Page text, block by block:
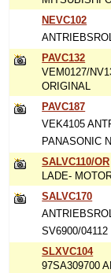
NEVC102
PAVC132
VEM0127/
ORIGINAL
PAVC187
VEK4105
PANASONIC
SALVC110/OR
LADE-
SALVC170
SV6900/04112
SLXVC104
97SA309700